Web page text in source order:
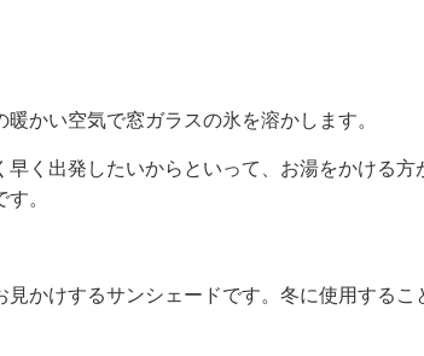
かい空気で窓ガラスの氷を溶かします。
く出発したいからといって、お湯をかける
。
かけするサンシェードです。冬に使用するこ